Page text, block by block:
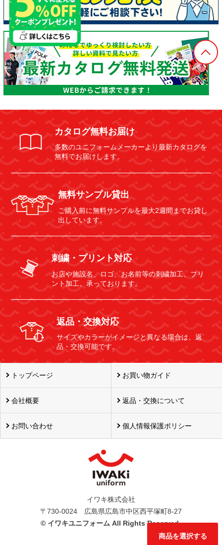
商品を選択する
カタログ無料お届け
多数のユニフォームメーカーより最新カタログを
無料でお届けします。
無料サンプル貸出
ご購入前に無料サンプルを最大2週間までお貸し
出しています。
刺繍・プリント対応
お店や施設名、ロゴ、お名前等の刺繍加工、プリ
ント加工、承っております。
返品・交換対応
サイズやカラーがイメージと異なる場合は、返
品・交換可能です。
トップページ お買い物ガイド
会社概要 返品・交換について
お問い合わせ 個人情報保護ポリシー
イワキ株式会社
〒730-0024 広島県広島市中区西平塚町8-27
© イワキユニフォーム All Rights Reserved.